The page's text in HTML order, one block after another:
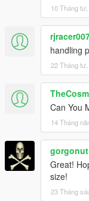
10 Tháng
handling
22 Tháng
Can You
14 Tháng
gorgonut
Great!
size!
23 Tháng